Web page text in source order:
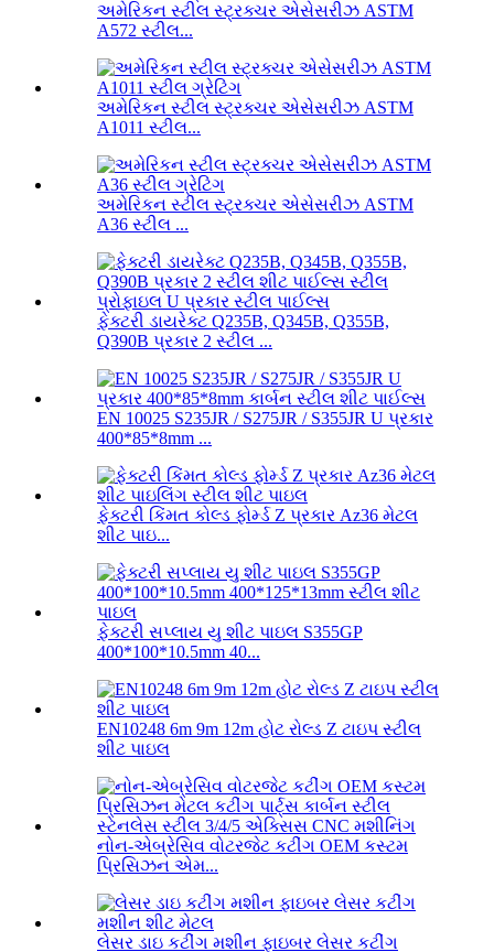
અમેરિકન સ્ટીલ સ્ટ્રક્ચર એસેસરીઝ ASTM
A572 સ્ટીલ...
અમેરિકન સ્ટીલ સ્ટ્રક્ચર એસેસરીઝ ASTM
A1011 સ્ટીલ...
અમેરિકન સ્ટીલ સ્ટ્રક્ચર એસેસરીઝ ASTM
A36 સ્ટીલ ...
ફેક્ટરી ડાયરેક્ટ Q235B, Q345B, Q355B,
Q390B પ્રકાર 2 સ્ટીલ ...
EN 10025 S235JR / S275JR / S355JR U પ્રકાર
400*85*8mm ...
ફેક્ટરી કિંમત કોલ્ડ ફોર્મ્ડ Z પ્રકાર Az36 મેટલ
શીટ પાઇ...
ફેક્ટરી સપ્લાય યુ શીટ પાઇલ S355GP
400*100*10.5mm 40...
EN10248 6m 9m 12m હોટ રોલ્ડ Z ટાઇપ સ્ટીલ
શીટ પાઇલ
નોન-એબ્રેસિવ વોટરજેટ કટીંગ OEM કસ્ટમ
પ્રિસિઝન એમ...
લેસર ડાઇ કટીંગ મશીન ફાઇબર લેસર કટીંગ